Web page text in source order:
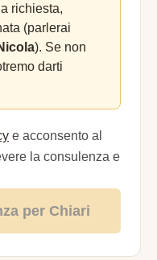
richiesta,
(parlerai
). Se non
darti
e acconsento al
la consulenza e
per Chiari